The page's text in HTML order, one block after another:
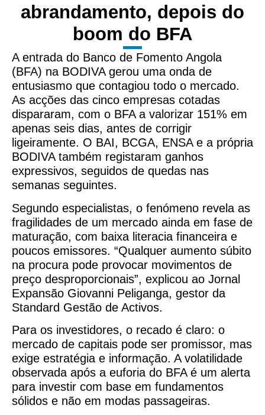
abrandamento, depois do
boom do BFA
A entrada do Banco de Fomento Angola
(BFA) na BODIVA gerou uma onda de
entusiasmo que contagiou todo o mercado.
As acções das cinco empresas cotadas
dispararam, com o BFA a valorizar 151% em
apenas seis dias, antes de corrigir
ligeiramente. O BAI, BCGA, ENSA e a própria
BODIVA também registaram ganhos
expressivos, seguidos de quedas nas
semanas seguintes.
Segundo especialistas, o fenómeno revela as
fragilidades de um mercado ainda em fase de
maturação, com baixa literacia financeira e
poucos emissores. “Qualquer aumento súbito
na procura pode provocar movimentos de
preço desproporcionais”, explicou ao Jornal
Expansão Giovanni Peliganga, gestor da
Standard Gestão de Activos.
Para os investidores, o recado é claro: o
mercado de capitais pode ser promissor, mas
exige estratégia e informação. A volatilidade
observada após a euforia do BFA é um alerta
para investir com base em fundamentos
sólidos e não em modas passageiras.